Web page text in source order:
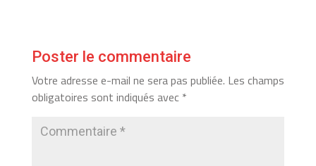
Poster le commentaire
Votre adresse e-mail ne sera pas publiée. Les champs
obligatoires sont indiqués avec *